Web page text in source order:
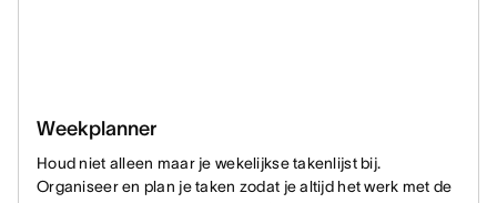
Weekplanner
Houd niet alleen maar je wekelijkse takenlijst bij.
Organiseer en plan je taken zodat je altijd het werk met de